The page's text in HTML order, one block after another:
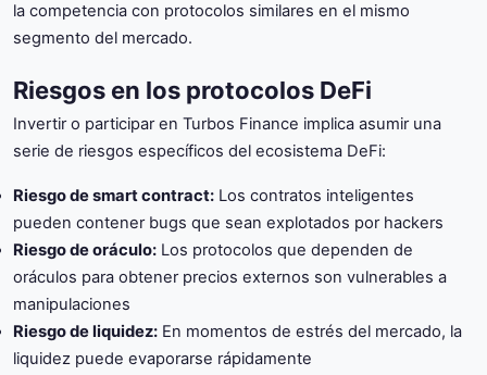
la competencia con protocolos similares en el mismo
segmento del mercado.
Riesgos en los protocolos DeFi
Invertir o participar en Turbos Finance implica asumir una
serie de riesgos específicos del ecosistema DeFi:
Riesgo de smart contract: Los contratos inteligentes
pueden contener bugs que sean explotados por hackers
Riesgo de oráculo: Los protocolos que dependen de
oráculos para obtener precios externos son vulnerables a
manipulaciones
Riesgo de liquidez: En momentos de estrés del mercado, la
liquidez puede evaporarse rápidamente